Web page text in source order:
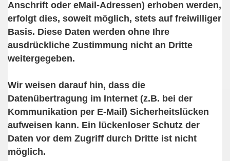
Anschrift oder eMail-Adressen) erhoben werden,
erfolgt dies, soweit möglich, stets auf freiwilliger
Basis. Diese Daten werden ohne Ihre
ausdrückliche Zustimmung nicht an Dritte
weitergegeben.
Wir weisen darauf hin, dass die
Datenübertragung im Internet (z.B. bei der
Kommunikation per E-Mail) Sicherheitslücken
aufweisen kann. Ein lückenloser Schutz der
Daten vor dem Zugriff durch Dritte ist nicht
möglich.